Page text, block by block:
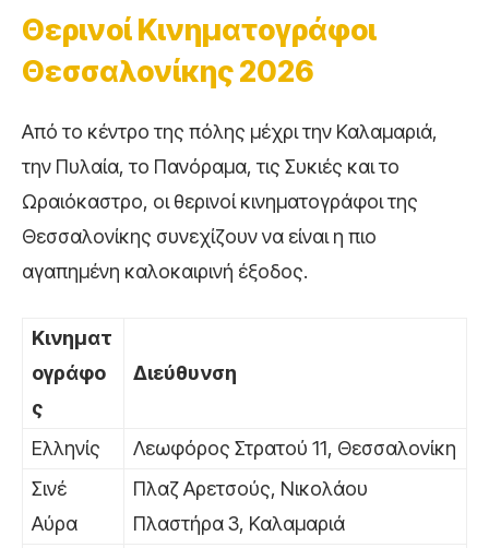
Θερινοί Κινηματογράφοι
Θεσσαλονίκης 2026
Από το κέντρο της πόλης μέχρι την Καλαμαριά,
την Πυλαία, το Πανόραμα, τις Συκιές και το
Ωραιόκαστρο, οι θερινοί κινηματογράφοι της
Θεσσαλονίκης συνεχίζουν να είναι η πιο
αγαπημένη καλοκαιρινή έξοδος.
Κινηματ
ογράφο
ς
Διεύθυνση
Ελληνίς
Λεωφόρος Στρατού 11, Θεσσαλονίκη
Σινέ
Αύρα
Πλαζ Αρετσούς, Νικολάου
Πλαστήρα 3, Καλαμαριά